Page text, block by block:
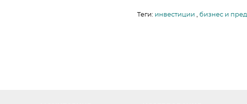
Теги: инвестиции , бизнес и